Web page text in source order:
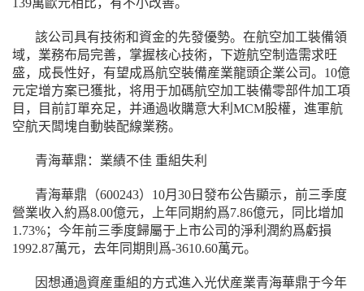
139萬歐元相比，有不小改善。
該公司具有技術和資金的先發優勢。在航空加工裝備領
域，業務布局完善，掌握核心技術，下遊航空制造需求旺
盛，成長性好，有望成爲航空裝備産業龍頭企業公司。10億
元定增方案已獲批，将用于加碼航空加工裝備零部件加工項
目，目前訂單充足，并通過收購意大利MCM股權，進軍航
空航天闆塊自動裝配線業務。
青海華鼎：業績不佳 重組失利
青海華鼎（600243）10月30日發布公告顯示，前三季度
營業收入約爲8.00億元，上年同期約爲7.86億元，同比增加
1.73%；今年前三季度歸屬于上市公司的淨利潤約爲虧損
1992.87萬元，去年同期則爲-3610.60萬元。
因想通過資産重組的方式進入光伏産業青海華鼎于今年